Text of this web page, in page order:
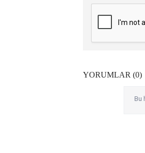
YORUMLAR (0)
Bu